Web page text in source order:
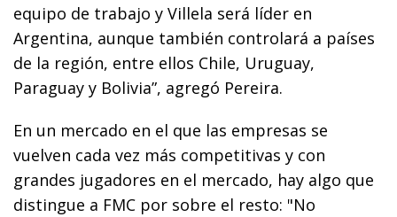
equipo de trabajo y Villela será líder en
Argentina, aunque también controlará a países
de la región, entre ellos Chile, Uruguay,
Paraguay y Bolivia”, agregó Pereira.
En un mercado en el que las empresas se
vuelven cada vez más competitivas y con
grandes jugadores en el mercado, hay algo que
distingue a FMC por sobre el resto: "No